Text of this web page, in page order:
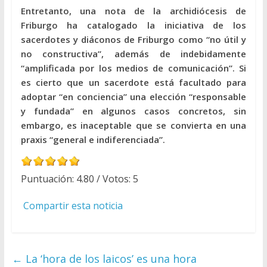
Entretanto, una nota de la archidiócesis de
Friburgo ha catalogado la iniciativa de los
sacerdotes y diáconos de Friburgo como “no útil y
no constructiva”, además de indebidamente
“amplificada por los medios de comunicación”. Si
es cierto que un sacerdote está facultado para
adoptar “en conciencia” una elección “responsable
y fundada” en algunos casos concretos, sin
embargo, es inaceptable que se convierta en una
praxis “general e indiferenciada”.
Puntuación: 4.80 / Votos: 5
Compartir esta noticia
← La ‘hora de los laicos’ es una hora